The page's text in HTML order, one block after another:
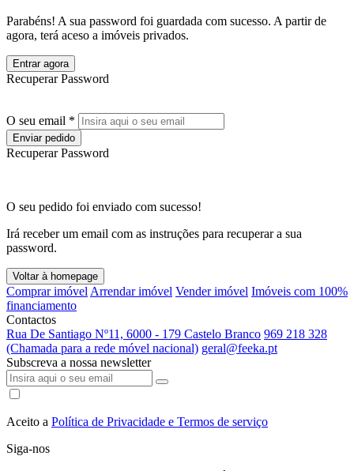
Parabéns! A sua password foi guardada com sucesso. A partir de
agora, terá aceso a imóveis privados.
Entrar agora
Recuperar Password
O seu email *
Enviar pedido
Recuperar Password
O seu pedido foi enviado com sucesso!
Irá receber um email com as instruções para recuperar a sua
password.
Voltar à homepage
Comprar imóvel Arrendar imóvel Vender imóvel Imóveis com 100%
financiamento
Contactos
Rua De Santiago Nº11, 6000 - 179 Castelo Branco 969 218 328
(Chamada para a rede móvel nacional) geral@feeka.pt
Subscreva a nossa newsletter
Aceito a Política de Privacidade e Termos de serviço
Siga-nos